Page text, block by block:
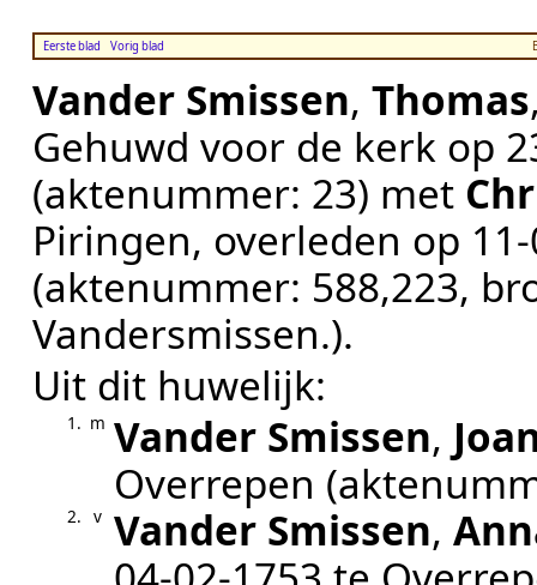
Eerste blad Vorig blad
Vander Smissen,Thomas
Gehuwd voor de kerk op
(aktenummer: 23) met
Piringen, overleden op
(aktenummer: 588,223,
Vandersmissen.).
Uit dit huwelijk:
1. m Vander Smissen,
Overrepen
2. v Vander Smissen,